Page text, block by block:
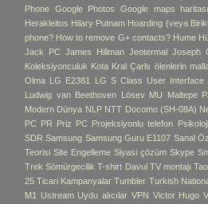
Phone Google Photos Google maps
Herakleitos Hilary Putnam Hoarding (veya
phone? How to remove G+ contacts? Hume
Jack PC James Hillman Jeotermal Joseph
Koleksiyonculuk Kota Kral Çarls ölenlerin
Olma LG E2381 LG S Class User Interface
Ludwig van Beethoven Lösev MU Maltepe
Modern Dünya NLP NTT Docomo (SH-08A)
PC PR Priz PC Projeksiyonlu telefon Psikoloji
SDR Samsung Samsung Guru E1107 Sanal
Teorisi Site Engelleme Siyasi çözüm Skype
Trek Sömürgecilik T-shirt Davul TV montajı
25 Ticari Kampanyalar Tumbler Turkish
M1
Ustream Uydu alıcılar VPN Victor Hugo